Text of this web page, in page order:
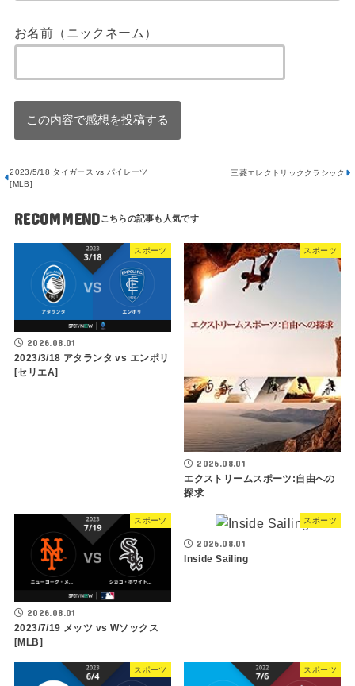
お名前（ニックネーム）
2023/5/18 タイガース vs パイレーツ
[MLB]
三菱エレクトリッククラシック
RECOMMEND
スポーツ
2026.08.01
2023/3/18 アタランタ vs エンポリ
[セリエA]
スポーツ
2026.08.01
エクストリームスポーツ:自由への
探求
スポーツ
2026.08.01
2023/7/19 メッツ vs Wソックス
[MLB]
スポーツ
2026.08.01
Inside Sailing
スポーツ スポーツ